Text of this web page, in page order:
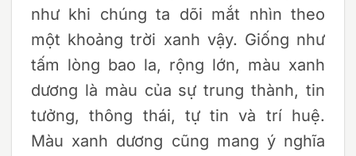
như khi chúng ta dõi mắt nhìn theo
một khoảng trời xanh vậy. Giống như
tấm lòng bao la, rộng lớn, màu xanh
dương là màu của sự trung thành, tin
tưởng, thông thái, tự tin và trí huệ.
Màu xanh dương cũng mang ý nghĩa